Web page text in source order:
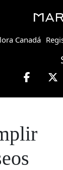
Canadá
de 10 a 13